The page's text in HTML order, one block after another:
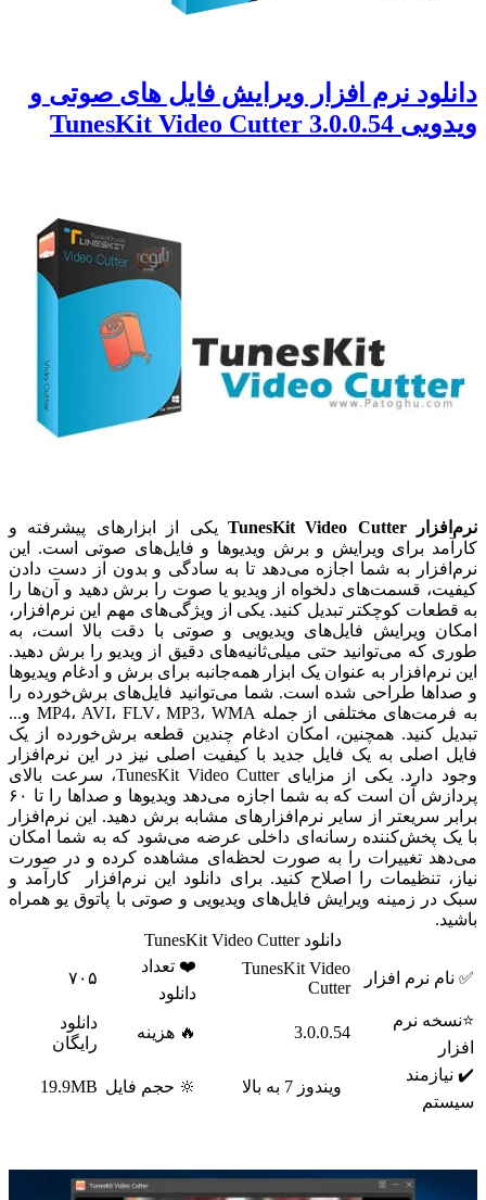
دانلود نرم افزار ویرایش فایل های صوتی و
ویدویی TunesKit Video Cutter 3.0.0.54
نرم‌افزار TunesKit Video Cutter
یکی از ابزارهای پیشرفته و
کارآمد برای ویرایش و برش ویدیوها و فایل‌های صوتی است. این
نرم‌افزار به شما اجازه می‌دهد تا به سادگی و بدون از دست دادن
کیفیت، قسمت‌های دلخواه از ویدیو یا صوت را برش دهید و آن‌ها را
به قطعات کوچکتر تبدیل کنید. یکی از ویژگی‌های مهم این نرم‌افزار،
امکان ویرایش فایل‌های ویدیویی و صوتی با دقت بالا است، به
طوری که می‌توانید حتی میلی‌ثانیه‌های دقیق از ویدیو را برش دهید.
این نرم‌افزار به عنوان یک ابزار همه‌جانبه برای برش و ادغام ویدیوها
و صداها طراحی شده است. شما می‌توانید فایل‌های برش‌خورده را
به فرمت‌های مختلفی از جمله MP4، AVI، FLV، MP3، WMA و...
تبدیل کنید. همچنین، امکان ادغام چندین قطعه برش‌خورده از یک
فایل اصلی به یک فایل جدید با کیفیت اصلی نیز در این نرم‌افزار
وجود دارد.
یکی از مزایای TunesKit Video Cutter، سرعت بالای
پردازش آن است که به شما اجازه می‌دهد ویدیوها و صداها را تا ۶۰
برابر سریعتر از سایر نرم‌افزارهای مشابه برش دهید. این نرم‌افزار
با یک پخش‌کننده رسانه‌ای داخلی عرضه می‌شود که به شما امکان
می‌دهد تغییرات را به صورت لحظه‌ای مشاهده کرده و در صورت
نیاز، تنظیمات را اصلاح کنید. برای دانلود این نرم‌افزار کارآمد و
سبک در زمینه ویرایش فایل‌های ویدیویی و صوتی با پاتوق یو همراه
باشید.
دانلود TunesKit Video Cutter
✅ نام نرم افزار
TunesKit Video
Cutter
❤️ تعداد
دانلود
۷۰۵
⭐نسخه نرم
افزار
3.0.0.54 🔥 هزینه
دانلود
رایگان
✔️ نیازمند
سیستم
ویندوز 7 به بالا 🔆 حجم فایل 19.9MB